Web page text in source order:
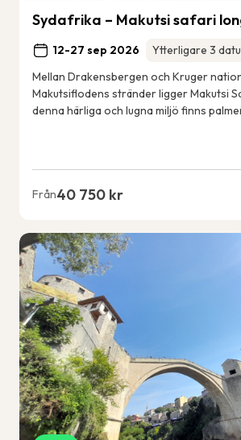
Sydafrika – Makutsi safari
12-27 sep 2026
Ytterligare 3
Mellan Drakensbergen och Kruger
Makutsiflodens stränder ligger Makutsi
denna härliga och lugna miljö finns
Från40 750 kr